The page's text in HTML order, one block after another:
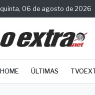
quinta, 06 de agosto de 2026
HOME ÚLTIMAS